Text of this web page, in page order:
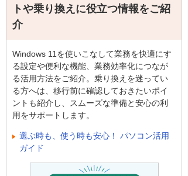
トや乗り換えに役立つ情報をご紹
介
Windows 11を使いこなして業務を快適にす
る設定や便利な機能、業務効率化につなが
る活用方法をご紹介。乗り換えを迷ってい
る方へは、移行前に確認しておきたいポイ
ントも紹介し、スムーズな準備と安心の利
用をサポートします。
選ぶ時も、使う時も安心！ パソコン活用
ガイド